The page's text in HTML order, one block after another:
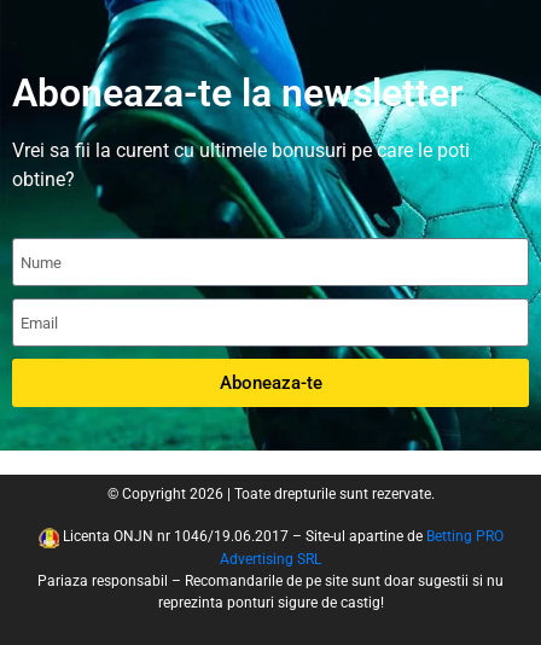
Aboneaza-te la newsletter
Vrei sa fii la curent cu ultimele bonusuri pe care le poti
obtine?
Aboneaza-te
© Copyright 2026 | Toate drepturile sunt rezervate.
Licenta ONJN nr 1046/19.06.2017 – Site-ul apartine de Betting PRO
Advertising SRL
Pariaza responsabil – Recomandarile de pe site sunt doar sugestii si nu
reprezinta ponturi sigure de castig!